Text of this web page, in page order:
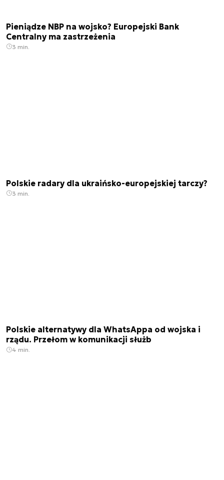
Pieniądze NBP na wojsko? Europejski Bank
Centralny ma zastrzeżenia
3 min.
Polskie radary dla ukraińsko-europejskiej tarczy?
3 min.
Polskie alternatywy dla WhatsAppa od wojska i
rządu. Przełom w komunikacji służb
4 min.